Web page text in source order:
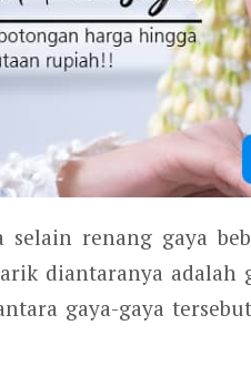
selain renang gaya
diantaranya adalah
gaya-gaya